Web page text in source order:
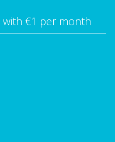
€1 per month